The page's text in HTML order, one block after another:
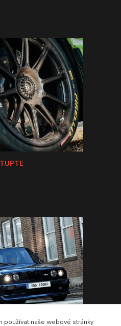
používat naše webové stránky